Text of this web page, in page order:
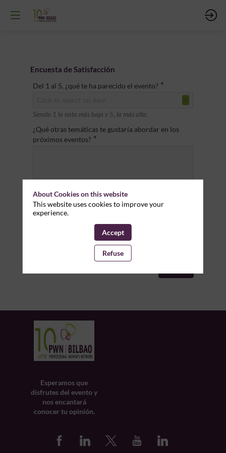
Encuesta de Satisfacción
Del 1 al 5, ¿qué te ha parecido el evento? *
Siendo 1 la nota más baja y 5, la más alta.
¿Qué otras temáticas te gustaría abordar en los
próximos eventos? *
Esperamos que
disfrutes del evento y
nos encantará
conocer tu opinión.
About Cookies on this website
This website uses cookies to improve your
experience.
Accept
Refuse